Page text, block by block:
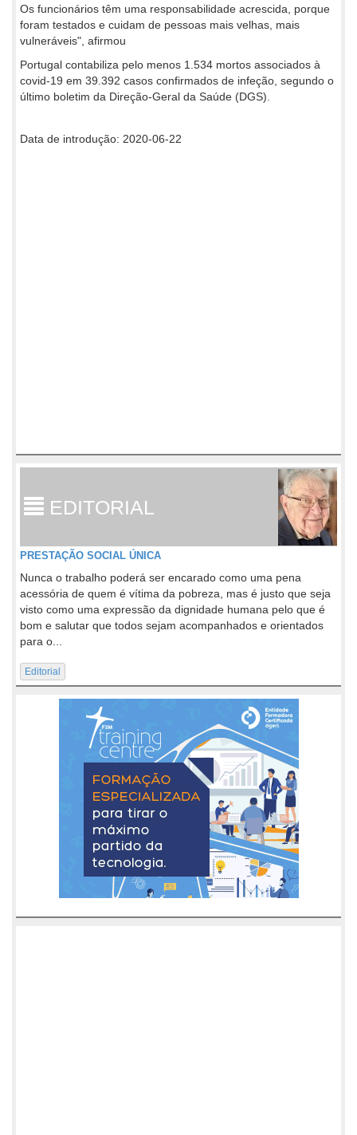
Os funcionários têm uma responsabilidade acrescida, porque
foram testados e cuidam de pessoas mais velhas, mais
vulneráveis", afirmou
Portugal contabiliza pelo menos 1.534 mortos associados à
covid-19 em 39.392 casos confirmados de infeção, segundo o
último boletim da Direção-Geral da Saúde (DGS).
Data de introdução: 2020-06-22
EDITORIAL
PRESTAÇÃO SOCIAL ÚNICA
Nunca o trabalho poderá ser encarado como uma pena
acessória de quem é vítima da pobreza, mas é justo que seja
visto como uma expressão da dignidade humana pelo que é
bom e salutar que todos sejam acompanhados e orientados
para o...
Editorial